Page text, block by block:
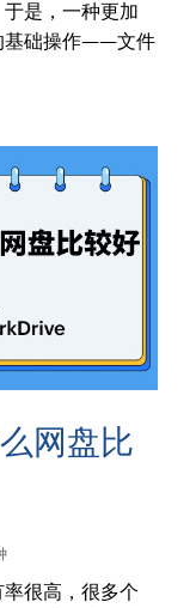
是，一种更加
基础操作——文件
网盘比
很高，很多个